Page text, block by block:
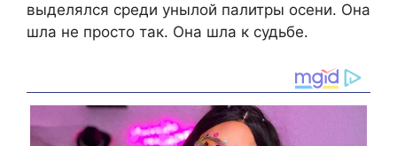
выделялся среди унылой палитры осени. Она
шла не просто так. Она шла к судьбе.